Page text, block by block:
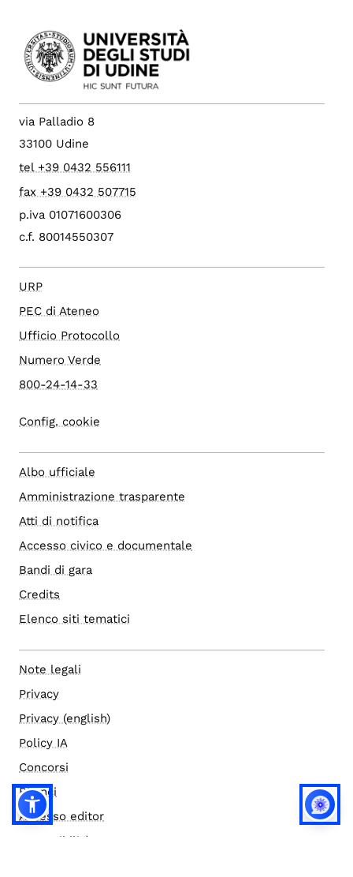
via Palladio 8
33100 Udine
tel +39 0432 556111
fax +39 0432 507715
p.iva 01071600306
c.f. 80014550307
URP
PEC di Ateneo
Ufficio Protocollo
Numero Verde
800-24-14-33
Config. cookie
Albo ufficiale
Amministrazione trasparente
Atti di notifica
Accesso civico e documentale
Bandi di gara
Credits
Elenco siti tematici
Note legali
Privacy
Privacy (english)
Policy IA
Concorsi
Bilanci
Accesso editor
Accessibilità